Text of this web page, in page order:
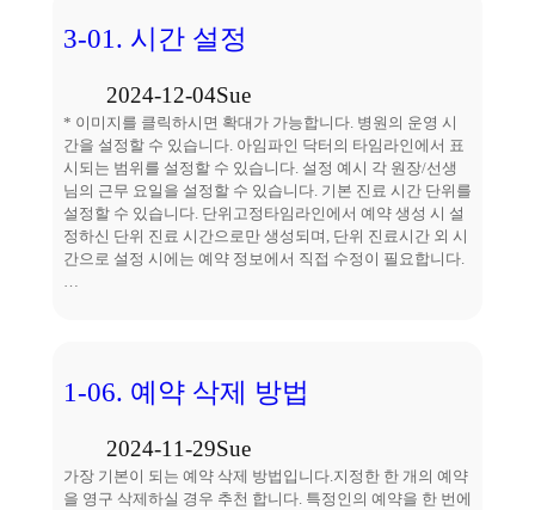
3-01. 시간 설정
2024-12-04Sue
* 이미지를 클릭하시면 확대가 가능합니다. 병원의 운영 시
간을 설정할 수 있습니다. 아임파인 닥터의 타임라인에서 표
시되는 범위를 설정할 수 있습니다. 설정 예시 각 원장/선생
님의 근무 요일을 설정할 수 있습니다. 기본 진료 시간 단위를
설정할 수 있습니다. 단위고정타임라인에서 예약 생성 시 설
정하신 단위 진료 시간으로만 생성되며, 단위 진료시간 외 시
간으로 설정 시에는 예약 정보에서 직접 수정이 필요합니다.
…
1-06. 예약 삭제 방법
2024-11-29Sue
가장 기본이 되는 예약 삭제 방법입니다.지정한 한 개의 예약
을 영구 삭제하실 경우 추천 합니다. 특정인의 예약을 한 번에